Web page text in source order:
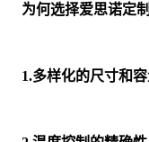
为何选择爱思诺定
1.多样化的尺寸和容